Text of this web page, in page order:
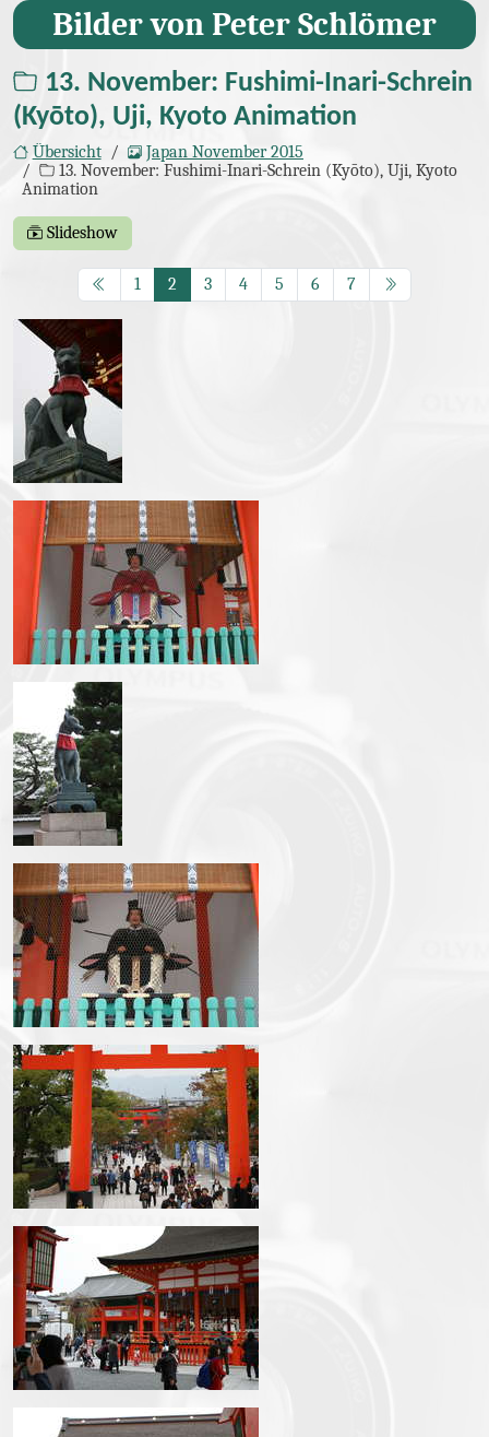
Bilder von Peter Schlömer
13. November: Fushimi-Inari-Schrein
(Kyōto), Uji, Kyoto Animation
Übersicht
Japan November 2015
13. November: Fushimi-Inari-Schrein (Kyōto), Uji, Kyoto
Animation
Slideshow
Seite
1 Seite
2(aktuelle Seite)
Seite
3 Seite
4 Seite
5 Seite
6 Seite
7
img_3293.jpg
img_3294.jpg
img_3297.jpg
img_3300.jpg
img_3304.jpg
img_3305.jpg
img_3307.jpg